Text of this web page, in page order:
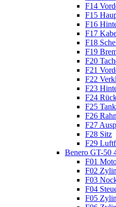
F14
F15
F16
F17
F18
F19
F20
F21
F22
F23
F24
F25 Tank
F26
F27
F28 Sitz
F29
Benero GT-50
F01
F02
F03
F04
F05